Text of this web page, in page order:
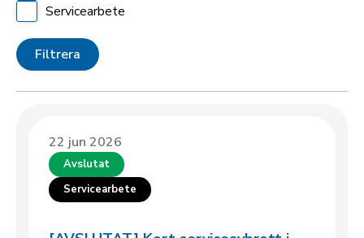
Servicearbete
22 jun 2026
Avslutat
Servicearbete